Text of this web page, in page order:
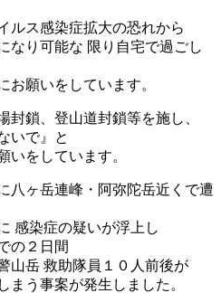
ルス感染症拡大の恐れから
なり可能な 限り自宅で過ごし
お願いをしています。
封鎖、登山道封鎖等を施し、
いで』と
いをしています。
八ヶ岳連峰・阿弥陀岳近くで遭
感染症の疑いが浮上し
の２日間
山岳 救助隊員１０人前後が
まう事案が発生しました。